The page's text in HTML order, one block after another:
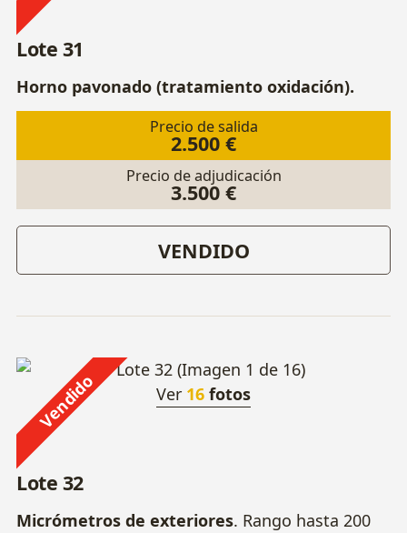
Lote 31
Horno pavonado (tratamiento oxidación).
Precio de salida
2.500 €
Precio de adjudicación
3.500 €
VENDIDO
Vendido Ver 16 fotos
Lote 32
Micrómetros de exteriores. Rango hasta 200